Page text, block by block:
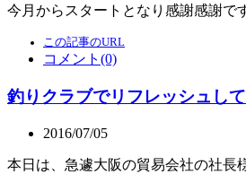
今月からスタートとなり感謝感謝で
この記事のURL
コメント(0)
釣りクラブでリフレッシュし
2016/07/05
本日は、急遽大阪の貿易会社の社長